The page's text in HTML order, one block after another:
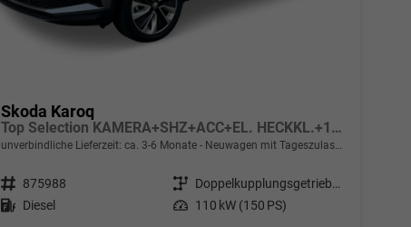
Skoda Karoq
Top Selection KAMERA+SHZ+ACC+EL. HECKKL.+17" ALU+KESSY
unverbindliche Lieferzeit: ca. 3-6 Monate Neuwagen mit Tageszulassung
Fahrzeugnr. 875988 Getriebe
Doppelkupplungsgetriebe (DSG)
Kraftstoff Diesel Leistung 110 kW (150 PS)